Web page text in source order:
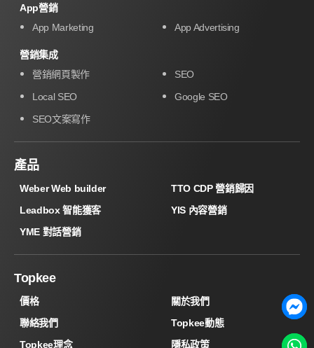
App營銷
App Marketing
App Advertising
營銷集成
營銷網頁製作
SEO
Local SEO
Google SEO
SEO文案寫作
產品
Weber Web builder
TTO CDP 營銷歸因
Leadbox 智能獲客
YIS 內容營銷
YME 對話營銷
Topkee
價格
關於我們
聯絡我們
Topkee動態
Topkee理念
隱私政策